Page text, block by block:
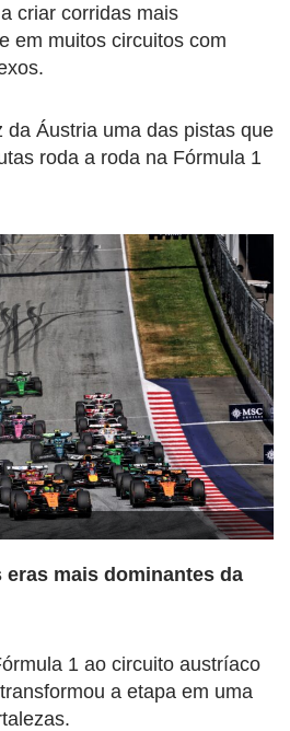
criar corridas mais
em muitos circuitos com
da Áustria uma das pistas que
roda a roda na Fórmula 1
eras mais dominantes da
1 ao circuito austríaco
a etapa em uma